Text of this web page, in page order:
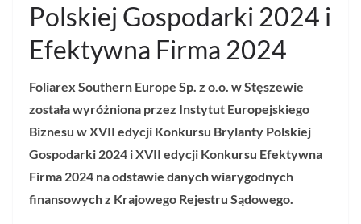
Polskiej Gospodarki 2024 i
Efektywna Firma 2024
Foliarex Southern Europe Sp. z o.o. w Stęszewie
została wyróżniona przez Instytut Europejskiego
Biznesu w XVII edycji Konkursu Brylanty Polskiej
Gospodarki 2024 i XVII edycji Konkursu Efektywna
Firma 2024 na odstawie danych wiarygodnych
finansowych z Krajowego Rejestru Sądowego.